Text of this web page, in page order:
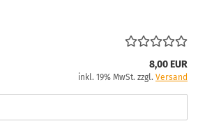
8,00 EUR
inkl. 19% MwSt. zzgl. Versand